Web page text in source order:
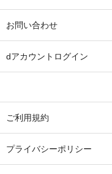
お問い合わせ
dアカウントログイン
ご利用規約
プライバシーポリシー